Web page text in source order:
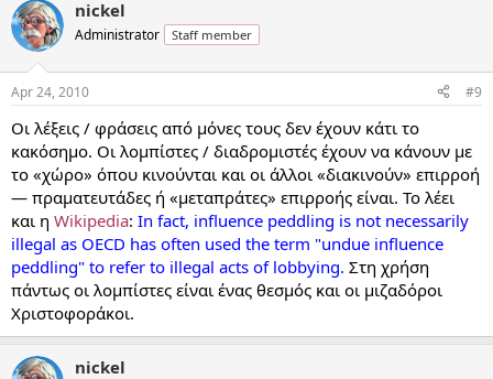
nickel
Administrator Staff member
Apr 24, 2010 #9
Οι λέξεις / φράσεις από μόνες τους δεν έχουν κάτι το
κακόσημο. Οι λομπίστες / διαδρομιστές έχουν να κάνουν με
το «χώρο» όπου κινούνται και οι άλλοι «διακινούν» επιρροή
— πραματευτάδες ή «μεταπράτες» επιρροής είναι. Το λέει
και η Wikipedia: In fact, influence peddling is not necessarily
illegal as OECD has often used the term "undue influence
peddling" to refer to illegal acts of lobbying. Στη χρήση
πάντως οι λομπίστες είναι ένας θεσμός και οι μιζαδόροι
Χριστοφοράκοι.
nickel